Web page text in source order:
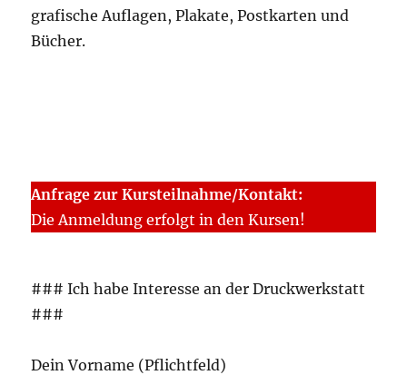
grafische Auflagen, Plakate, Postkarten und
Bücher.
Anfrage zur Kursteilnahme/Kontakt:
Die Anmeldung erfolgt in den Kursen!
### Ich habe Interesse an der Druckwerkstatt
###
Dein Vorname (Pflichtfeld)